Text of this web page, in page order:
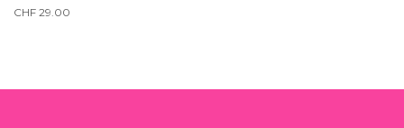
CHF 29.00